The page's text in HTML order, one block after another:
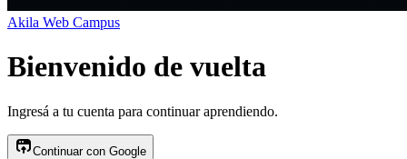
Akila Web Campus
Bienvenido de vuelta
Ingresá a tu cuenta para continuar aprendiendo.
Continuar con Google